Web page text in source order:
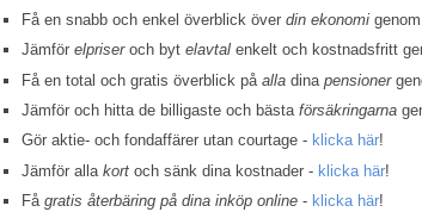
Få en snabb och enkel överblick överdin ekonomi
Jämförelpriseroch bytelavtal enkelt och kostnadsfritt
Få en total och gratis överblick påalla dinapensioner
Jämför och hitta de billigaste och bästaförsäkringarna
Gör aktie- och fondaffärer utan courtage - klicka här!
Jämför allakort och sänk dina kostnader - klicka här!
Fågratis återbäring på dina inköp online - klicka här!